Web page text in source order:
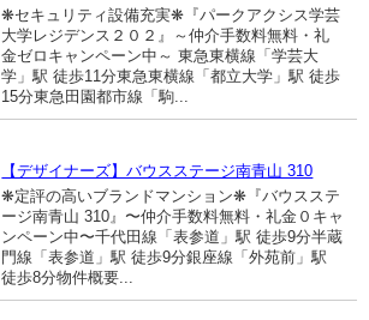
❋セキュリティ設備充実❋『パークアクシス学芸
大学レジデンス２０２』～仲介手数料無料・礼
金ゼロキャンペーン中～ 東急東横線「学芸大
学」駅 徒歩11分東急東横線「都立大学」駅 徒歩
15分東急田園都市線「駒...
【デザイナーズ】バウスステージ南青山 310
❋定評の高いブランドマンション❋『バウスステ
ージ南青山 310』〜仲介手数料無料・礼金０キャ
ンペーン中〜千代田線「表参道」駅 徒歩9分半蔵
門線「表参道」駅 徒歩9分銀座線「外苑前」駅
徒歩8分物件概要...